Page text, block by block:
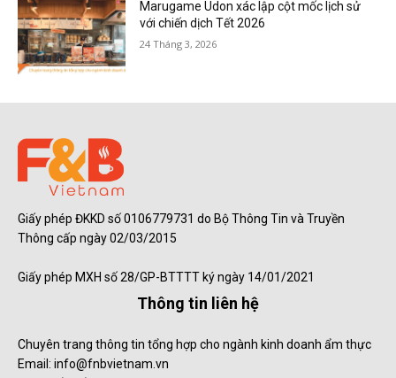
Marugame Udon xác lập cột mốc lịch sử
với chiến dịch Tết 2026
24 Tháng 3, 2026
Giấy phép ĐKKD số 0106779731 do Bộ Thông Tin và Truyền
Thông cấp ngày 02/03/2015
Giấy phép MXH số 28/GP-BTTTT ký ngày 14/01/2021
Thông tin liên hệ
Chuyên trang thông tin tổng hợp cho ngành kinh doanh ẩm thực
Email: info@fnbvietnam.vn